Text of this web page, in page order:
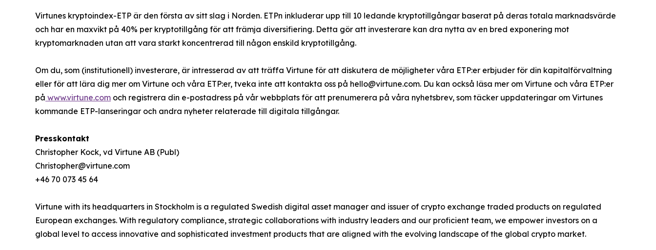
Virtunes kryptoindex-ETP är den första av sitt slag i Norden. ETPn inkluderar upp till 10 ledande kryptotillgångar baserat på deras totala marknadsvärde
och har en maxvikt på 40% per kryptotillgång för att främja diversifiering. Detta gör att investerare kan dra nytta av en bred exponering mot
kryptomarknaden utan att vara starkt koncentrerad till någon enskild kryptotillgång.
Om du, som (institutionell) investerare, är intresserad av att träffa Virtune för att diskutera de möjligheter våra ETP:er erbjuder för din kapitalförvaltning
eller för att lära dig mer om Virtune och våra ETP:er, tveka inte att kontakta oss på hello@virtune.com. Du kan också läsa mer om Virtune och våra ETP:er
på www.virtune.com och registrera din e-postadress på vår webbplats för att prenumerera på våra nyhetsbrev, som täcker uppdateringar om Virtunes
kommande ETP-lanseringar och andra nyheter relaterade till digitala tillgångar.
Presskontakt
Christopher Kock, vd Virtune AB (Publ)
Christopher@virtune.com
+46 70 073 45 64
Virtune with its headquarters in Stockholm is a regulated Swedish digital asset manager and issuer of crypto exchange traded products on regulated
European exchanges. With regulatory compliance, strategic collaborations with industry leaders and our proficient team, we empower investors on a
global level to access innovative and sophisticated investment products that are aligned with the evolving landscape of the global crypto market.